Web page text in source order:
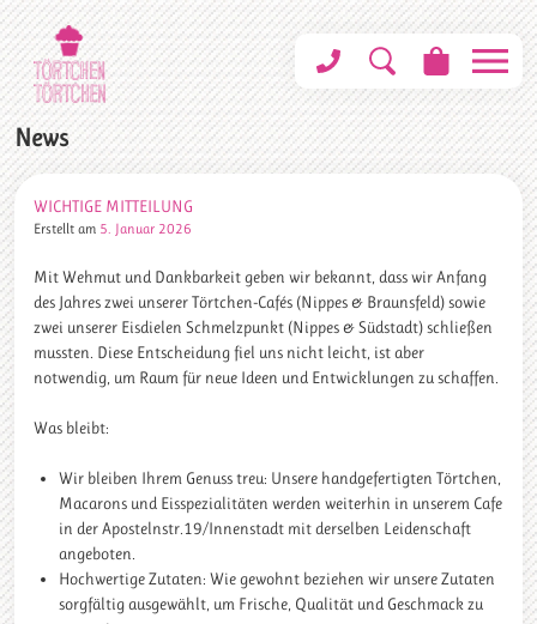
News
WICHTIGE MITTEILUNG
Erstellt am 5. Januar 2026
Mit Wehmut und Dankbarkeit geben wir bekannt, dass wir Anfang
des Jahres zwei unserer Törtchen-Cafés (Nippes & Braunsfeld) sowie
zwei unserer Eisdielen Schmelzpunkt (Nippes & Südstadt) schließen
mussten. Diese Entscheidung fiel uns nicht leicht, ist aber
notwendig, um Raum für neue Ideen und Entwicklungen zu schaffen.
Was bleibt:
Wir bleiben Ihrem Genuss treu: Unsere handgefertigten Törtchen,
Macarons und Eisspezialitäten werden weiterhin in unserem Cafe
in der Apostelnstr.19/Innenstadt mit derselben Leidenschaft
angeboten.
Hochwertige Zutaten: Wie gewohnt beziehen wir unsere Zutaten
sorgfältig ausgewählt, um Frische, Qualität und Geschmack zu